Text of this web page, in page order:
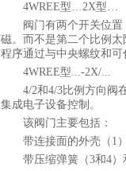
4WREE型…2X型…
阀门有两个开关位
磁。而不是第二个比例
程序通过与中央螺纹和可
4WREE型...-2X/...
4/2和4/3比例方向阀
集成电子设备控制。
该阀门主要包括：
带连接面的外壳（1
带压缩弹簧（3和4